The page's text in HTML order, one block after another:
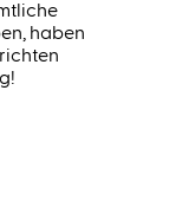
haben